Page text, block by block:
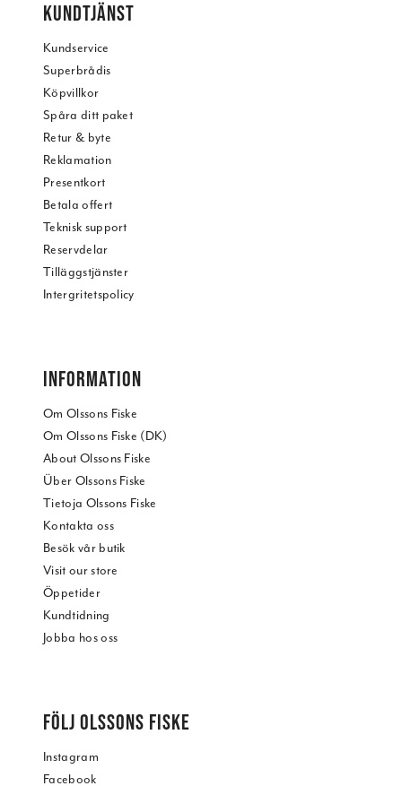
KUNDTJÄNST
Kundservice
Superbrådis
Köpvillkor
Spåra ditt paket
Retur & byte
Reklamation
Presentkort
Betala offert
Teknisk support
Reservdelar
Tilläggstjänster
Intergritetspolicy
INFORMATION
Om Olssons Fiske
Om Olssons Fiske (DK)
About Olssons Fiske
Über Olssons Fiske
Tietoja Olssons Fiske
Kontakta oss
Besök vår butik
Visit our store
Öppetider
Kundtidning
Jobba hos oss
FÖLJ OLSSONS FISKE
Instagram
Facebook